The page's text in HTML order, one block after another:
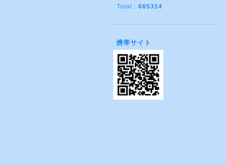
Total : 665314
携帯サイト